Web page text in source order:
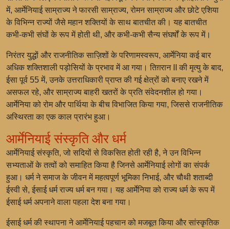
में, आर्मेनियाई साम्राज्य ने फारसी साम्राज्य, रोमन साम्राज्य और छोटे एशिया
के विभिन्न राज्यों जैसे महान शक्तियों के साथ बातचीत की। यह बातचीत
कभी-कभी संघों के रूप में होती थी, और कभी-कभी सैन्य संघर्षों के रूप में।
निरंतर युद्धों और राजनीतिक साज़िशों के परिणामस्वरूप, आर्मेनिया कई बार
अधिक शक्तिशाली पड़ोसियों के प्रभाव में आ गया। तिग़रान II की मृत्यु के बाद,
ईसा पूर्व 55 में, उनके उत्तराधिकारी प्राप्त की गई क्षेत्रों को बनाए रखने में
असफल रहे, और साम्राज्य बाहरी खतरों के प्रति संवेदनशील हो गया।
आर्मेनिया को रोम और पार्थिया के बीच विभाजित किया गया, जिससे राजनीतिक
अस्थिरता का एक काल प्रारंभ हुआ।
आर्मेनियाई संस्कृति और धर्म
आर्मेनियाई संस्कृति, जो सदियों से विकसित होती रही है, ने उन विभिन्न
सभ्यताओं के तत्वों को समाहित किया है जिनसे आर्मेनियाई लोगों का संपर्क
हुआ। धर्म ने समाज के जीवन में महत्वपूर्ण भूमिका निभाई, और चौथी शताब्दी
ईस्वी से, ईसाई धर्म राज्य धर्म बन गया। यह आर्मेनिया को राज्य धर्म के रूप में
ईसाई धर्म अपनाने वाला पहला देश बना गया।
ईसाई धर्म की स्थापना ने आर्मेनियाई पहचान को मजबूत किया और सांस्कृतिक